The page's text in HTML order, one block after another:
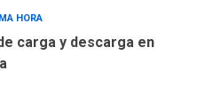
ÚLTIMA HORA
estadales se
al Plan Agosto de
HORA
carga y descarga en